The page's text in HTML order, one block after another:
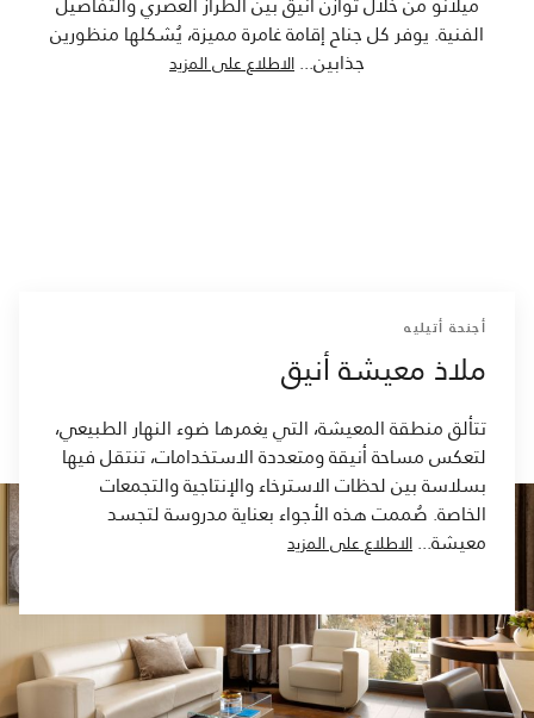
الفنية. يوفر كل جناح إقامة غامرة مميزة، يُشكلها منظورين
جذابين...الاطلاع على المزيد
أجنحة أتيليه
ملاذ معيشة أنيق
تتألق منطقة المعيشة، التي يغمرها ضوء النهار الطبيعي،
لتعكس مساحة أنيقة ومتعددة الاستخدامات، تنتقل فيها
بسلاسة بين لحظات الاسترخاء والإنتاجية والتجمعات
الخاصة. صُممت هذه الأجواء بعناية مدروسة لتجسد
معيشة...الاطلاع على المزيد